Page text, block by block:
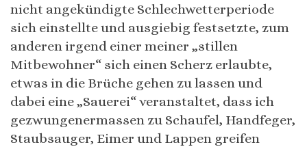
nicht angekündigte Schlechwetterperiode
sich einstellte und ausgiebig festsetzte, zum
anderen irgend einer meiner „stillen
Mitbewohner“ sich einen Scherz erlaubte,
etwas in die Brüche gehen zu lassen und
dabei eine „Sauerei“ veranstaltet, dass ich
gezwungenermassen zu Schaufel, Handfeger,
Staubsauger, Eimer und Lappen greifen